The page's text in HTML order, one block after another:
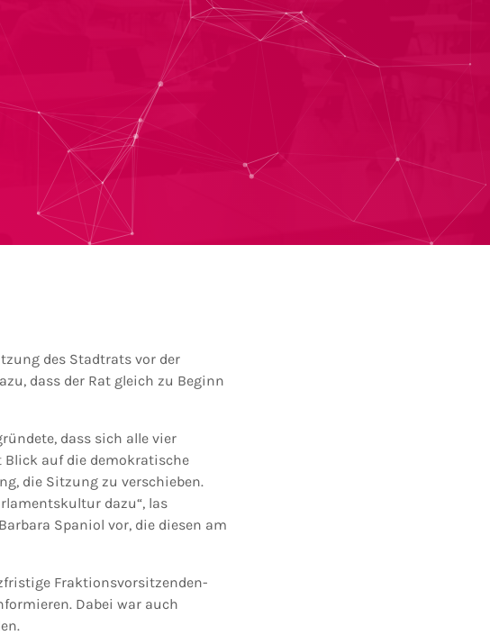
des Stadtrats vor der
dass der Rat gleich zu Beginn
dass sich alle vier
Blick auf die demokratische
die Sitzung zu verschieben.
dazu“, las
Spaniol vor, die diesen am
Fraktionsvorsitzenden-
Dabei war auch